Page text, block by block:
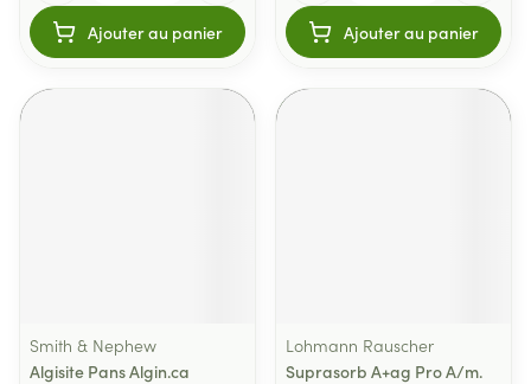
Ajouter au panier Ajouter au panier
Smith & Nephew
Algisite Pans Algin.ca
Lohmann Rauscher
Suprasorb A+ag Pro A/m.